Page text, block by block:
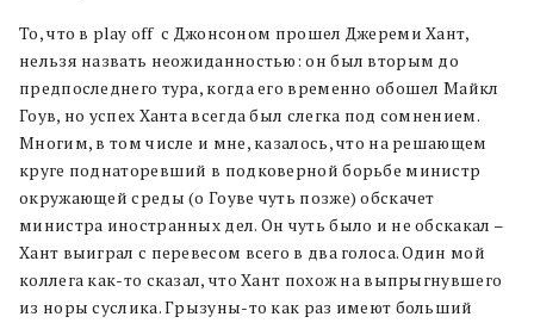
То, что в play off c Джонсоном прошел Джереми Хант,
нельзя назвать неожиданностью: он был вторым до
предпоследнего тура, когда его временно обошел Майкл
Гоув, но успех Ханта всегда был слегка под сомнением.
Многим, в том числе и мне, казалось, что на решающем
круге поднаторевший в подковерной борьбе министр
окружающей среды (о Гоуве чуть позже) обскачет
министра иностранных дел. Он чуть было и не обскакал –
Хант выиграл с перевесом всего в два голоса. Один мой
коллега как-то сказал, что Хант похож на выпрыгнувшего
из норы суслика. Грызуны-то как раз имеют больший